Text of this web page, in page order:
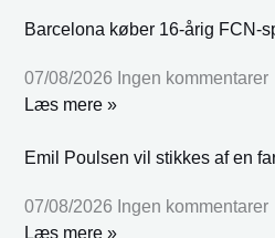
Barcelona køber 16-årig FCN-
07/08/2026 Ingen kommentarer
Læs mere »
Emil Poulsen vil stikkes af en
07/08/2026 Ingen kommentarer
Læs mere »